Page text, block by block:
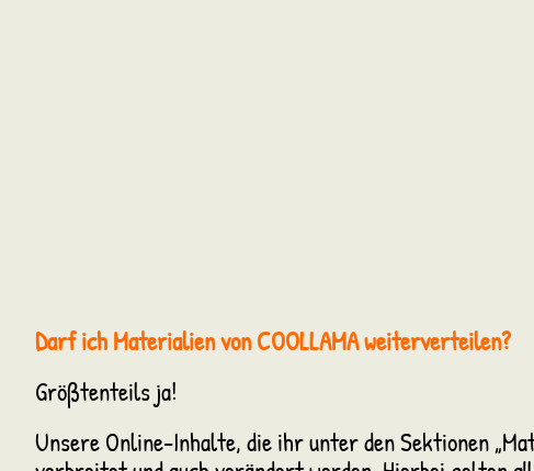
Darf ich Materialien von COOLLAMA weiterverteilen?
Größtenteils ja!
Unsere Online-Inhalte, die ihr unter den Sektionen